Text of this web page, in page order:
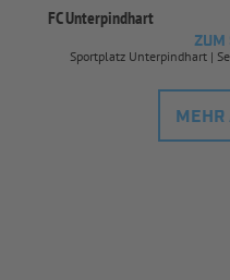
FC Unterpindhart
ZUM
Sportplatz Unterpindhart |
MEHR